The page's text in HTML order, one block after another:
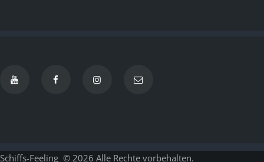
Schiffs-Feeling © 2026 Alle Rechte vorbehalten.